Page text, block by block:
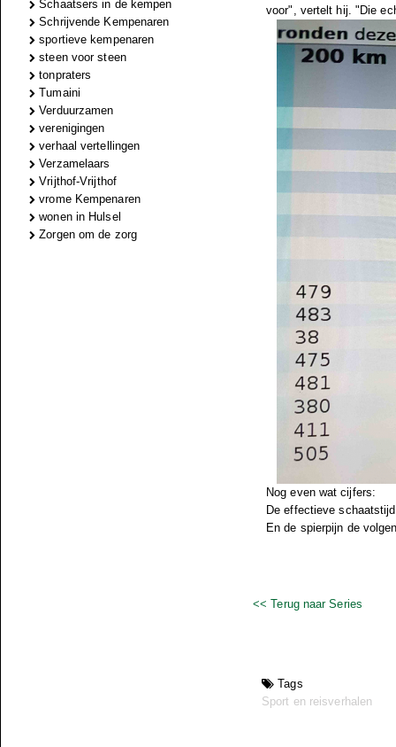
Schaatsers in de kempen
Schrijvende Kempenaren
sportieve kempenaren
steen voor steen
tonpraters
Tumaini
Verduurzamen
verenigingen
verhaal vertellingen
Verzamelaars
Vrijthof-Vrijthof
vrome Kempenaren
wonen in Hulsel
Zorgen om de zorg
voor", vertelt hij. "Die
Nog even wat cijfers:
De effectieve
En de spierpijn de
<< Terug naar Series
Tags
Sport en reisverhalen